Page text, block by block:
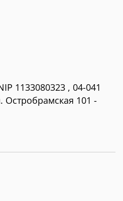
1133080323 , 04-041
101 -